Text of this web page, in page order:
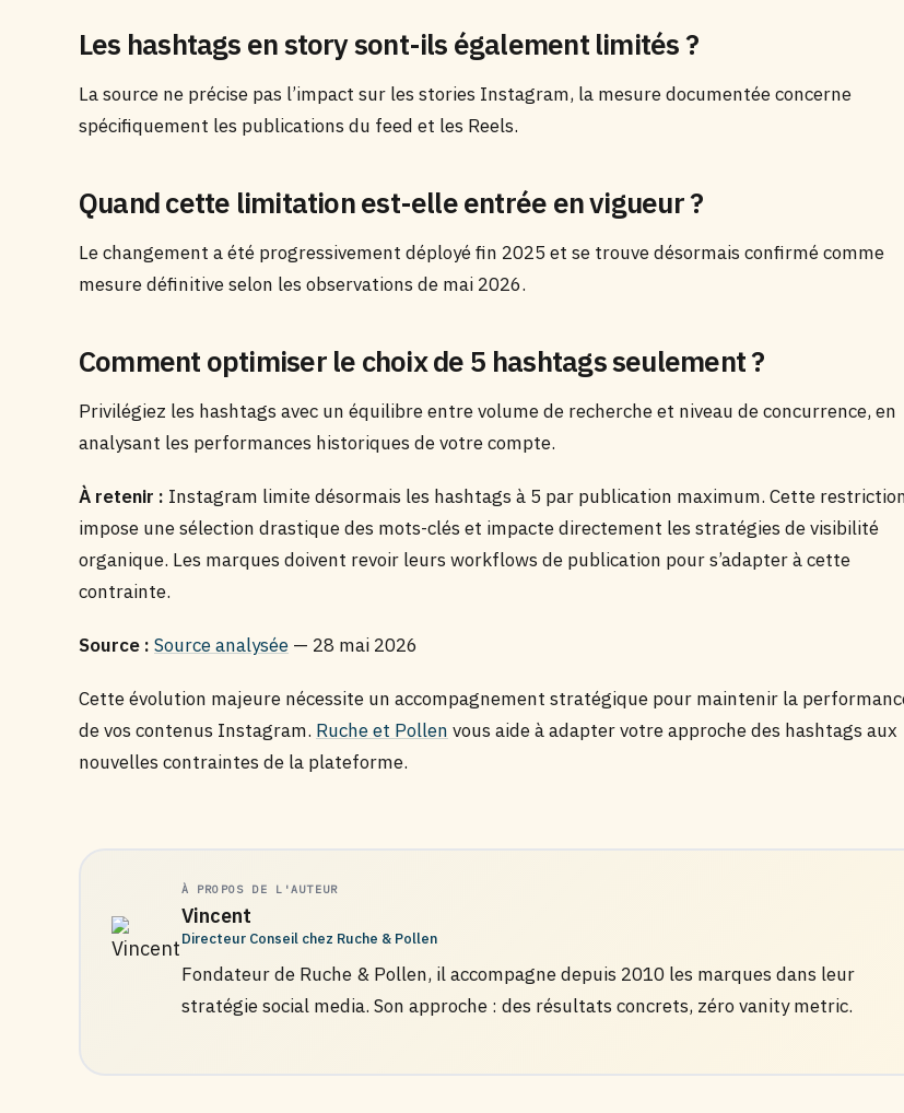
Les hashtags en story sont-ils également limités ?
La source ne précise pas l’impact sur les stories Instagram, la mesure documentée concerne
spécifiquement les publications du feed et les Reels.
Quand cette limitation est-elle entrée en vigueur ?
Le changement a été progressivement déployé fin 2025 et se trouve désormais confirmé comme
mesure définitive selon les observations de mai 2026.
Comment optimiser le choix de 5 hashtags seulement ?
Privilégiez les hashtags avec un équilibre entre volume de recherche et niveau de concurrence, en
analysant les performances historiques de votre compte.
À retenir : Instagram limite désormais les hashtags à 5 par publication maximum. Cette
impose une sélection drastique des mots-clés et impacte directement les stratégies de visibilité
organique. Les marques doivent revoir leurs workflows de publication pour s’adapter à cette
contrainte.
Source : Source analysée — 28 mai 2026
Cette évolution majeure nécessite un accompagnement stratégique pour maintenir la
de vos contenus Instagram. Ruche et Pollen vous aide à adapter votre approche des hashtags aux
nouvelles contraintes de la plateforme.
À PROPOS DE L'AUTEUR
Vincent
Directeur Conseil chez Ruche & Pollen
Fondateur de Ruche & Pollen, il accompagne depuis 2010 les marques dans leur
stratégie social media. Son approche : des résultats concrets, zéro vanity metric.